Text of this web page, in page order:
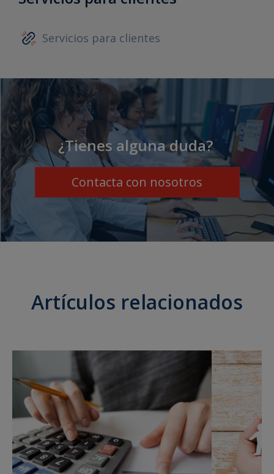
Servicios para clientes
¿Tienes alguna duda?
Contacta con nosotros
Artículos relacionados